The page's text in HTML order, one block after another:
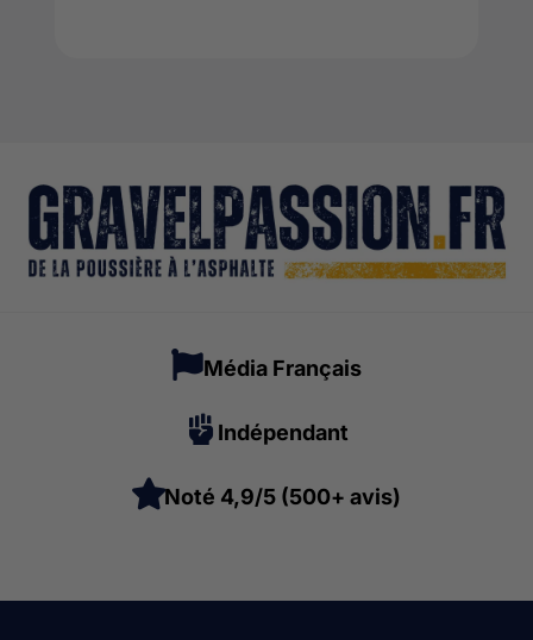
Média Français
Indépendant
Noté 4,9/5 (500+ avis)